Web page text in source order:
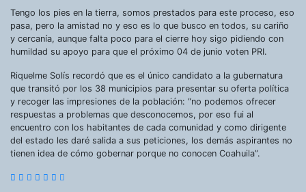
Tengo los pies en la tierra, somos prestados para este proceso, eso
pasa, pero la amistad no y eso es lo que busco en todos, su cariño
y cercanía, aunque falta poco para el cierre hoy sigo pidiendo con
humildad su apoyo para que el próximo 04 de junio voten PRI.
Riquelme Solís recordó que es el único candidato a la gubernatura
que transitó por los 38 municipios para presentar su oferta política
y recoger las impresiones de la población: “no podemos ofrecer
respuestas a problemas que desconocemos, por eso fui al
encuentro con los habitantes de cada comunidad y como dirigente
del estado les daré salida a sus peticiones, los demás aspirantes no
tienen idea de cómo gobernar porque no conocen Coahuila”.